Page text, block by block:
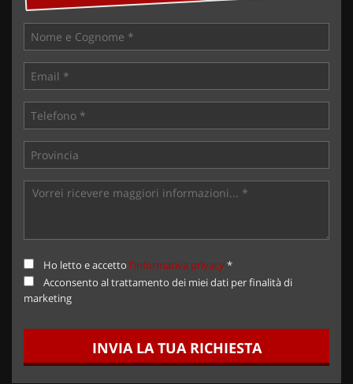
Ho letto e accetto l'informativa privacy*
Acconsento al trattamento dei miei dati per finalità di
marketing
INVIA LA TUA RICHIESTA